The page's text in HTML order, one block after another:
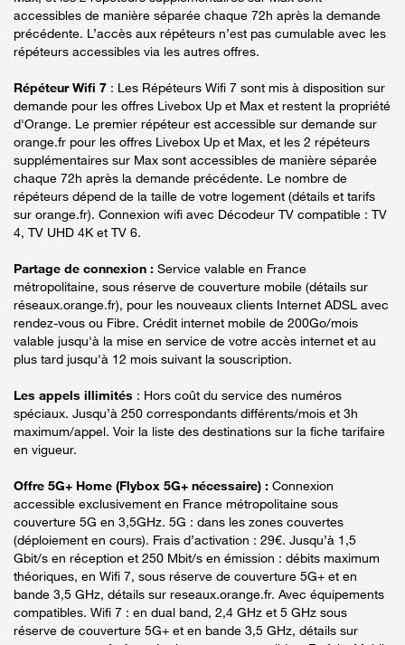
accessibles de manière séparée chaque 72h après la demande
précédente. L’accès aux répéteurs n’est pas cumulable avec les
répéteurs accessibles via les autres offres.
Répéteur Wifi 7 : Les Répéteurs Wifi 7 sont mis à disposition sur
demande pour les offres Livebox Up et Max et restent la propriété
d'Orange. Le premier répéteur est accessible sur demande sur
orange.fr pour les offres Livebox Up et Max, et les 2 répéteurs
supplémentaires sur Max sont accessibles de manière séparée
chaque 72h après la demande précédente. Le nombre de
répéteurs dépend de la taille de votre logement (détails et tarifs
sur orange.fr). Connexion wifi avec Décodeur TV compatible : TV
4, TV UHD 4K et TV 6.
Partage de connexion : Service valable en France
métropolitaine, sous réserve de couverture mobile (détails sur
réseaux.orange.fr), pour les nouveaux clients Internet ADSL avec
rendez-vous ou Fibre. Crédit internet mobile de 200Go/mois
valable jusqu'à la mise en service de votre accès internet et au
plus tard jusqu'à 12 mois suivant la souscription.
Les appels illimités : Hors coût du service des numéros
spéciaux. Jusqu’à 250 correspondants différents/mois et 3h
maximum/appel. Voir la liste des destinations sur la fiche tarifaire
en vigueur.
Offre 5G+ Home (Flybox 5G+ nécessaire) : Connexion
accessible exclusivement en France métropolitaine sous
couverture 5G en 3,5GHz. 5G : dans les zones couvertes
(déploiement en cours). Frais d’activation : 29€. Jusqu’à 1,5
Gbit/s en réception et 250 Mbit/s en émission : débits maximum
théoriques, en Wifi 7, sous réserve de couverture 5G+ et en
bande 3,5 GHz, détails sur reseaux.orange.fr. Avec équipements
compatibles. Wifi 7 : en dual band, 2,4 GHz et 5 GHz sous
réserve de couverture 5G+ et en bande 3,5 GHz, détails sur